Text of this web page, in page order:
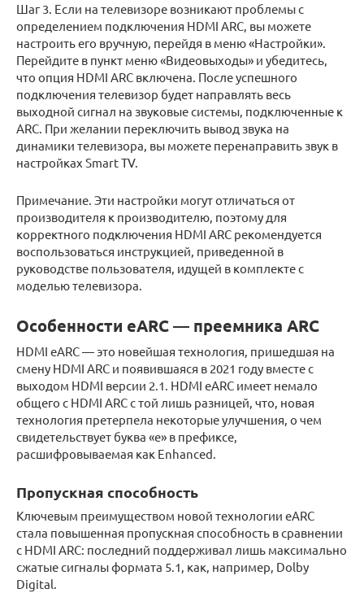
Шаг 3. Если на телевизоре возникают проблемы с
определением подключения HDMI ARC, вы можете
настроить его вручную, перейдя в меню «Настройки».
Перейдите в пункт меню «‎Видеовыходы» и убедитесь,
что опция HDMI ARC включена. После успешного
подключения телевизор будет направлять весь
выходной сигнал на звуковые системы, подключенные к
ARC. При желании переключить вывод звука на
динамики телевизора, вы можете перенаправить звук в
настройках Smart TV.
Примечание. Эти настройки могут отличаться от
производителя к производителю, поэтому для
корректного подключения HDMI ARC рекомендуется
воспользоваться инструкцией, приведенной в
руководстве пользователя, идущей в комплекте с
моделью телевизора.
Особенности eARC — преемника ARC
HDMI eARC — это новейшая технология, пришедшая на
смену HDMI ARC и появившаяся в 2021 году вместе с
выходом HDMI версии 2.1. HDMI eARC имеет немало
общего с HDMI ARC с той лишь разницей, что, новая
технология претерпела некоторые улучшения, о чем
свидетельствует буква «e»‎ в префиксе,
расшифровываемая как Enhanced.
Пропускная способность
Ключевым преимуществом новой технологии eARC
стала повышенная пропускная способность в сравнении
с HDMI ARC: последний поддерживал лишь максимально
сжатые сигналы формата 5.1, как, например, Dolby
Digital.